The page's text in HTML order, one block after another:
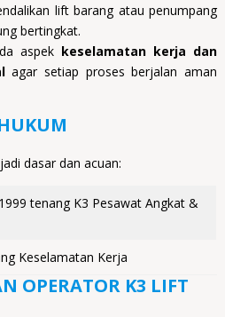
lift barang atau penumpang
bertingkat.
aspek keselamatan kerja dan
agar setiap proses berjalan aman
dasar dan acuan:
tenang K3 Pesawat Angkat &
Keselamatan Kerja
OPERATOR K3 LIFT